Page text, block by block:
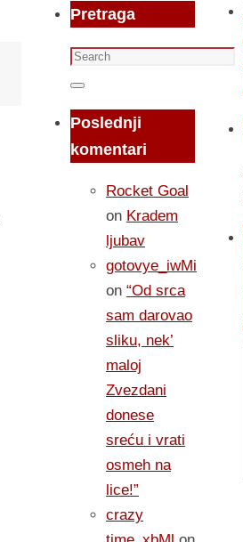
Pretraga
Search
for:
Search
Poslednji
komentari
Rocket Goal
on Kradem
ljubav
gotovye_iwMi
on “Od srca
sam darovao
sliku, nek’
maloj
Zvezdani
donese
sreću i vrati
osmeh na
lice!”
crazy